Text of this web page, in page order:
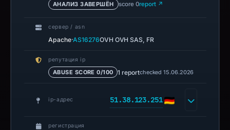
АНАЛИЗ ЗАВЕРШЁН score 0report ↗
сервер / asn
Apache·AS16276OVH OVH SAS, FR
репутация ip
ABUSE SCORE 0/100 1 reportchecked 15.06.2026
ip-адрес 51.38.123.251
регистрация